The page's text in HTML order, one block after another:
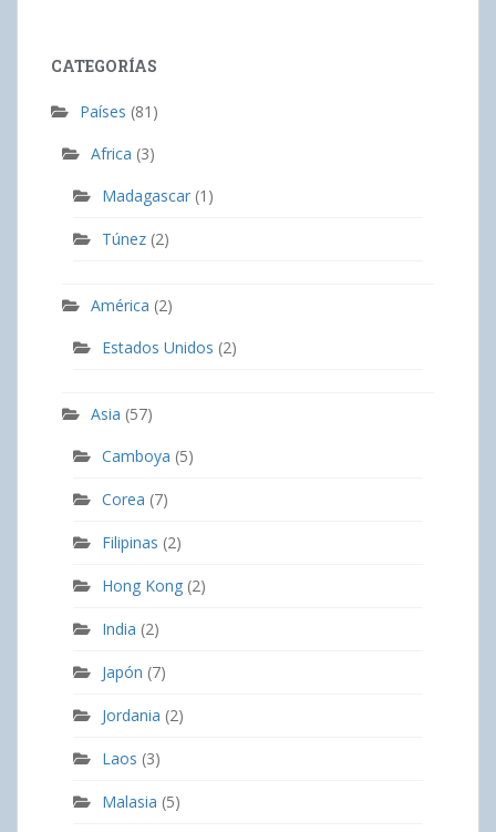
CATEGORÍAS
Países (81)
Africa (3)
Madagascar (1)
Túnez (2)
América (2)
Estados Unidos (2)
Asia (57)
Camboya (5)
Corea (7)
Filipinas (2)
Hong Kong (2)
India (2)
Japón (7)
Jordania (2)
Laos (3)
Malasia (5)